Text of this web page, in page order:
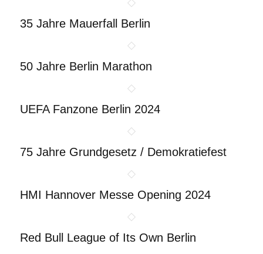
35 Jahre Mauerfall Berlin
50 Jahre Berlin Marathon
UEFA Fanzone Berlin 2024
75 Jahre Grundgesetz / Demokratiefest
HMI Hannover Messe Opening 2024
Red Bull League of Its Own Berlin